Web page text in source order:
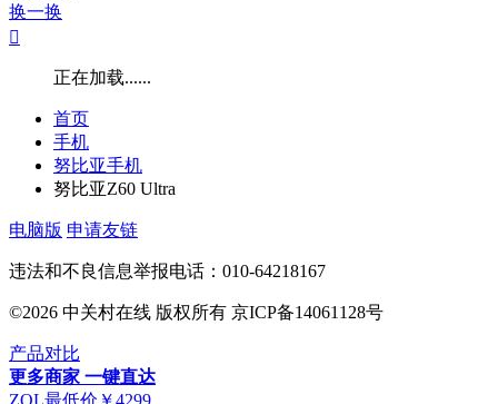
换一换

正在加载......
首页
手机
努比亚手机
努比亚Z60 Ultra
电脑版 申请友链
违法和不良信息举报电话：010-64218167
©2026 中关村在线 版权所有 京ICP备14061128号
产品对比
更多商家 一键直达
ZOL最低价￥4299